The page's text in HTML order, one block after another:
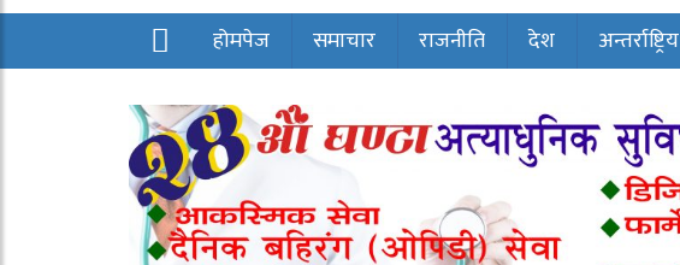
होमपेज समाचार राजनीति देश अन्तर्राष्ट्रिय